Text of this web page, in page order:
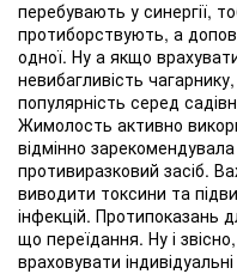
перебувають у синергії,
протиборствують, а
одної. Ну а якщо
невибагливість
популярність серед
Жимолость активно
відмінно зарекомендувала
противиразковий засіб.
виводити токсини та
інфекцій. Протипоказань
що переїдання. Ну і
враховувати